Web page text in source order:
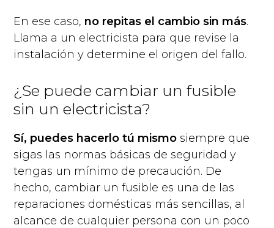
En ese caso, no repitas el cambio sin más.
Llama a un electricista para que revise la
instalación y determine el origen del fallo.
¿Se puede cambiar un fusible
sin un electricista?
Sí, puedes hacerlo tú mismo siempre que
sigas las normas básicas de seguridad y
tengas un mínimo de precaución. De
hecho, cambiar un fusible es una de las
reparaciones domésticas más sencillas, al
alcance de cualquier persona con un poco